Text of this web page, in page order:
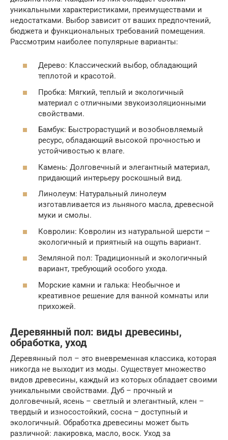
уникальными характеристиками, преимуществами и
недостатками. Выбор зависит от ваших предпочтений,
бюджета и функциональных требований помещения.
Рассмотрим наиболее популярные варианты:
Дерево: Классический выбор, обладающий
теплотой и красотой.
Пробка: Мягкий, теплый и экологичный
материал с отличными звукоизоляционными
свойствами.
Бамбук: Быстрорастущий и возобновляемый
ресурс, обладающий высокой прочностью и
устойчивостью к влаге.
Камень: Долговечный и элегантный материал,
придающий интерьеру роскошный вид.
Линолеум: Натуральный линолеум
изготавливается из льняного масла, древесной
муки и смолы.
Ковролин: Ковролин из натуральной шерсти –
экологичный и приятный на ощупь вариант.
Земляной пол: Традиционный и экологичный
вариант, требующий особого ухода.
Морские камни и галька: Необычное и
креативное решение для ванной комнаты или
прихожей.
Деревянный пол: виды древесины,
обработка, уход
Деревянный пол – это вневременная классика, которая
никогда не выходит из моды. Существует множество
видов древесины, каждый из которых обладает своими
уникальными свойствами. Дуб – прочный и
долговечный, ясень – светлый и элегантный, клен –
твердый и износостойкий, сосна – доступный и
экологичный. Обработка древесины может быть
различной: лакировка, масло, воск. Уход за